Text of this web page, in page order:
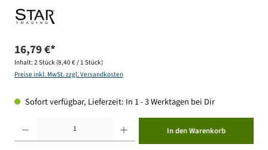
16,79 €*
Inhalt: 2 Stück (8,40 € / 1 Stück)
Preise inkl. MwSt. zzgl. Versandkosten
Sofort verfügbar, Lieferzeit: In 1 - 3 Werktagen bei Dir
In den Warenkorb